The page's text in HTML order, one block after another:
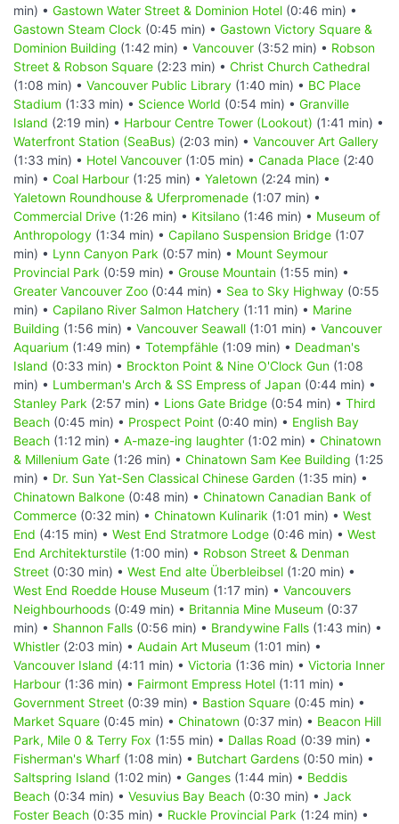
min) • Gastown Water Street & Dominion Hotel (0:46 min) •
Gastown Steam Clock (0:45 min) • Gastown Victory Square &
Dominion Building (1:42 min) • Vancouver (3:52 min) • Robson
Street & Robson Square (2:23 min) • Christ Church Cathedral
(1:08 min) • Vancouver Public Library (1:40 min) • BC Place
Stadium (1:33 min) • Science World (0:54 min) • Granville
Island (2:19 min) • Harbour Centre Tower (Lookout) (1:41 min) •
Waterfront Station (SeaBus) (2:03 min) • Vancouver Art Gallery
(1:33 min) • Hotel Vancouver (1:05 min) • Canada Place (2:40
min) • Coal Harbour (1:25 min) • Yaletown (2:24 min) •
Yaletown Roundhouse & Uferpromenade (1:07 min) •
Commercial Drive (1:26 min) • Kitsilano (1:46 min) • Museum of
Anthropology (1:34 min) • Capilano Suspension Bridge (1:07
min) • Lynn Canyon Park (0:57 min) • Mount Seymour
Provincial Park (0:59 min) • Grouse Mountain (1:55 min) •
Greater Vancouver Zoo (0:44 min) • Sea to Sky Highway (0:55
min) • Capilano River Salmon Hatchery (1:11 min) • Marine
Building (1:56 min) • Vancouver Seawall (1:01 min) • Vancouver
Aquarium (1:49 min) • Totempfähle (1:09 min) • Deadman's
Island (0:33 min) • Brockton Point & Nine O'Clock Gun (1:08
min) • Lumberman's Arch & SS Empress of Japan (0:44 min) •
Stanley Park (2:57 min) • Lions Gate Bridge (0:54 min) • Third
Beach (0:45 min) • Prospect Point (0:40 min) • English Bay
Beach (1:12 min) • A-maze-ing laughter (1:02 min) • Chinatown
& Millenium Gate (1:26 min) • Chinatown Sam Kee Building (1:25
min) • Dr. Sun Yat-Sen Classical Chinese Garden (1:35 min) •
Chinatown Balkone (0:48 min) • Chinatown Canadian Bank of
Commerce (0:32 min) • Chinatown Kulinarik (1:01 min) • West
End (4:15 min) • West End Stratmore Lodge (0:46 min) • West
End Architekturstile (1:00 min) • Robson Street & Denman
Street (0:30 min) • West End alte Überbleibsel (1:20 min) •
West End Roedde House Museum (1:17 min) • Vancouvers
Neighbourhoods (0:49 min) • Britannia Mine Museum (0:37
min) • Shannon Falls (0:56 min) • Brandywine Falls (1:43 min) •
Whistler (2:03 min) • Audain Art Museum (1:01 min) •
Vancouver Island (4:11 min) • Victoria (1:36 min) • Victoria Inner
Harbour (1:36 min) • Fairmont Empress Hotel (1:11 min) •
Government Street (0:39 min) • Bastion Square (0:45 min) •
Market Square (0:45 min) • Chinatown (0:37 min) • Beacon Hill
Park, Mile 0 & Terry Fox (1:55 min) • Dallas Road (0:39 min) •
Fisherman's Wharf (1:08 min) • Butchart Gardens (0:50 min) •
Saltspring Island (1:02 min) • Ganges (1:44 min) • Beddis
Beach (0:34 min) • Vesuvius Bay Beach (0:30 min) • Jack
Foster Beach (0:35 min) • Ruckle Provincial Park (1:24 min) •